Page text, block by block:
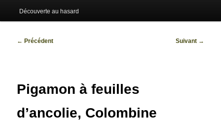
Découverte au hasard
Navigation
← Précédent Suivant →
Pigamon à feuilles
d’ancolie, Colombine